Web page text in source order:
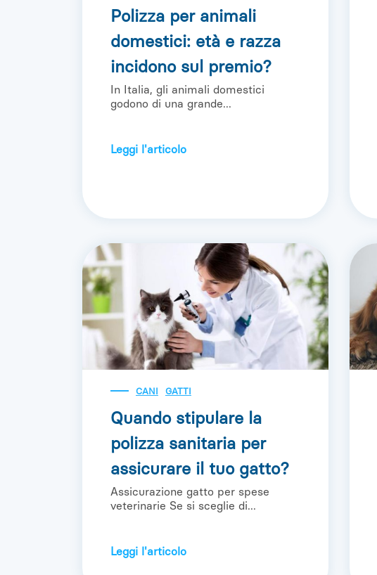
Polizza per animali
domestici: età e razza
incidono sul premio?
In Italia, gli animali domestici
godono di una grande...
Leggi l'articolo
CANI GATTI
Quando stipulare la
polizza sanitaria per
assicurare il tuo gatto?
Assicurazione gatto per spese
veterinarie Se si sceglie di...
Leggi l'articolo